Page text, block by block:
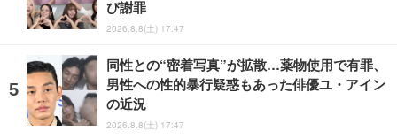
び謝罪
2026.8.8(土) 17:47
同性との“密着写真”が拡散…薬物使用で有罪、
男性への性的暴行疑惑もあった俳優ユ・アイン
の近況
2026.8.8(土) 17:47